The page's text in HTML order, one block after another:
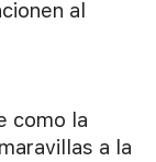
al
como la
a la